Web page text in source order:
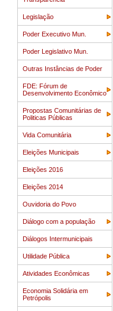
Legislação
Poder Executivo Mun.
Poder Legislativo Mun.
Outras Instâncias de Poder
FDE: Fórum de
Desenvolvimento Econômico
Propostas Comunitárias de
Politicas Públicas
Vida Comunitária
Eleições Municipais
Eleições 2016
Eleições 2014
Ouvidoria do Povo
Diálogo com a população
Diálogos Intermunicipais
Utilidade Pública
Atividades Econômicas
Economia Solidária em
Petrópolis